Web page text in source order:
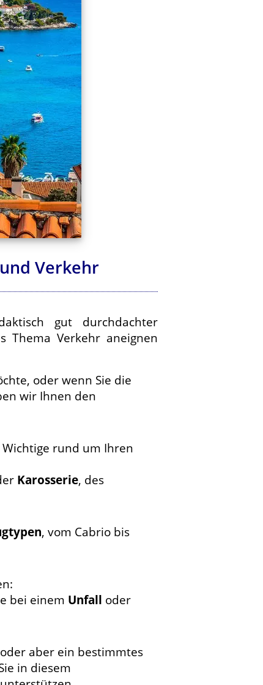
Verkehr
gut durchdachter
Thema Verkehr aneignen
oder wenn Sie die
wir Ihnen den
rund um Ihren
Karosserie, des
, vom Cabrio bis
bei einem Unfall oder
aber ein bestimmtes
in diesem